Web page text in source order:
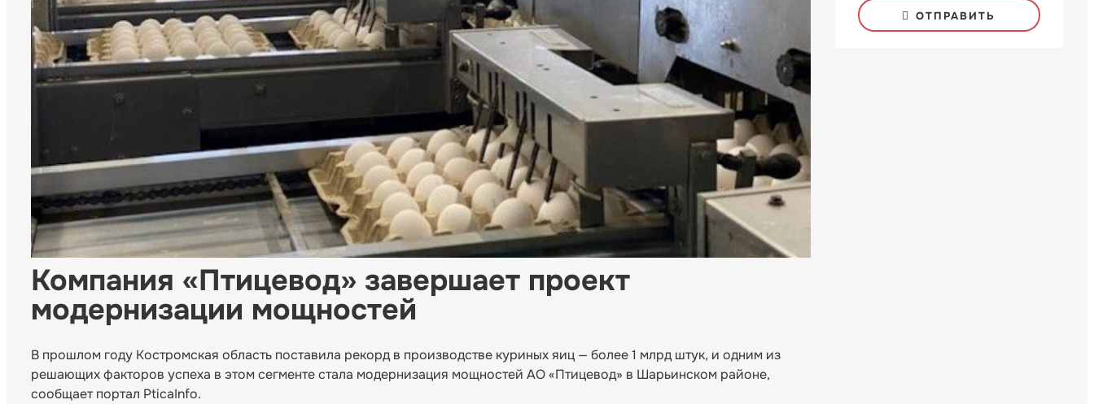
Компания «Птицевод» завершает проект
модернизации мощностей
В прошлом году Костромская область поставила рекорд в производстве куриных яиц — более 1 млрд штук, и одним из
решающих факторов успеха в этом сегменте стала модернизация мощностей АО «Птицевод» в Шарьинском районе,
сообщает портал PticaInfo.
ОТПРАВИТЬ